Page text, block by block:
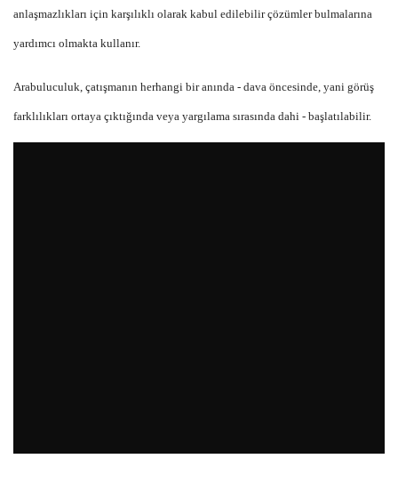
anlaşmazlıkları için karşılıklı olarak kabul edilebilir çözümler bulmalarına
yardımcı olmakta kullanır.
Arabuluculuk, çatışmanın herhangi bir anında - dava öncesinde, yani görüş
farklılıkları ortaya çıktığında veya yargılama sırasında dahi - başlatılabilir.